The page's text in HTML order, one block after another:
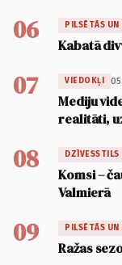
06 PILSĒTĀS UN
Kabatā
07 VIEDOKĻI
Mediju
realitāti,
08 DZĪVESSTILS
Komsi –
Valmierā
09 PILSĒTĀS UN
Ražas